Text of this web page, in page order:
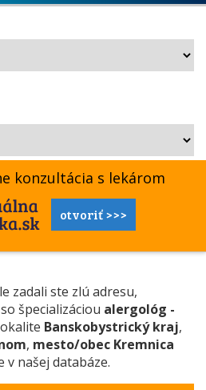
konzultácia s lekárom
otvoriť >>>
zadali ste zlú adresu,
špecializáciou alergológ -
Banskobystrický kraj,
, mesto/obec Kremnica
v našej databáze.